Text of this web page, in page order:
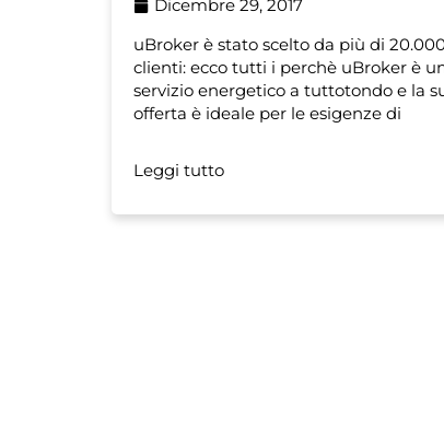
Dicembre 29, 2017
uBroker è stato scelto da più di
clienti: ecco tutti i perchè uBroker è
servizio energetico a tuttotondo e la
offerta è ideale per le esigenze di
Leggi tutto